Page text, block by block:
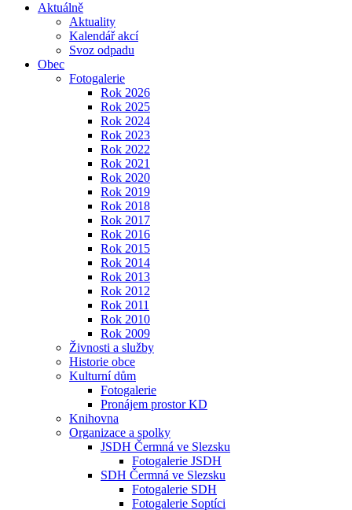
Aktuálně
Aktuality
Kalendář akcí
Svoz odpadu
Obec
Fotogalerie
Rok 2026
Rok 2025
Rok 2024
Rok 2023
Rok 2022
Rok 2021
Rok 2020
Rok 2019
Rok 2018
Rok 2017
Rok 2016
Rok 2015
Rok 2014
Rok 2013
Rok 2012
Rok 2011
Rok 2010
Rok 2009
Živnosti a služby
Historie obce
Kulturní dům
Fotogalerie
Pronájem prostor KD
Knihovna
Organizace a spolky
JSDH Čermná ve Slezsku
Fotogalerie JSDH
SDH Čermná ve Slezsku
Fotogalerie SDH
Fotogalerie Soptíci